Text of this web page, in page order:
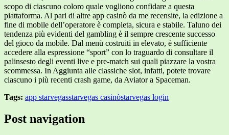
scopo di ciascuno coloro quale vogliono confidare a questa
piattaforma. Al pari di altre app casinò da me recensite, la edizione a
fine di mobile dell’operatore è completa, sicura e stabile. Taluno dei
tendenza più evidenti del gambling è il sempre crescente successo
del gioco da mobile. Dal menù costruiti in elevato, è sufficiente
accedere alla espressione “sport” con lo traguardo di consultare il
palinsesto degli eventi live e pre-match sui quali piazzare la vostra
scommessa. In Aggiunta alle classiche slot, infatti, potete trovare
ciascuno i più recenti crash game, da Aviator a Spaceman.
Tags: app starvegasstarvegas casinòstarvegas login
Post navigation